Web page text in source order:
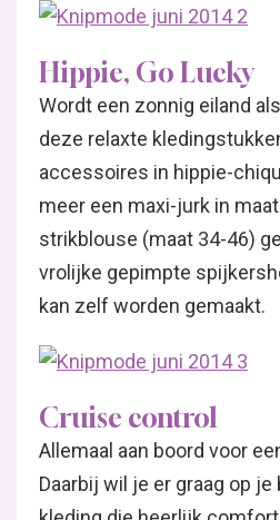
Hippie, Go Lucky
Wordt een zonnig eiland
deze relaxte
accessoires in hippie-
meer een maxi-jurk in
strikblouse (maat 34-46)
vrolijke gepimpte
kan zelf worden gemaakt.
Cruise control
Allemaal aan boord voor
Daarbij wil je er graag op